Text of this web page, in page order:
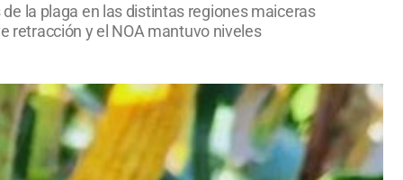
la plaga en las distintas regiones maiceras
retracción y el NOA mantuvo niveles